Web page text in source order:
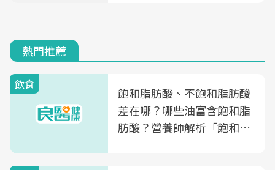
熱門推薦
飲食
飽和脂肪酸、不飽和脂肪酸
差在哪？哪些油富含飽和脂
肪酸？營養師解析「飽和脂